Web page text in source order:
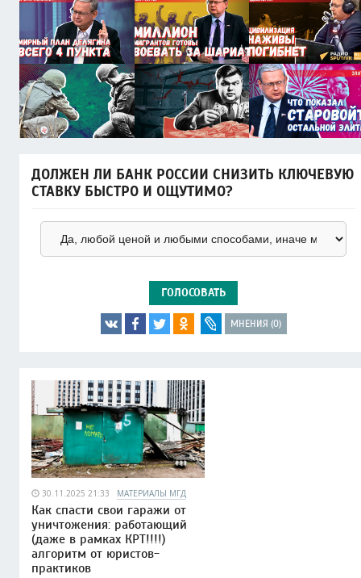
ДОЛЖЕН ЛИ БАНК РОССИИ СНИЗИТЬ КЛЮЧЕВУЮ
СТАВКУ БЫСТРО И ОЩУТИМО?
ГОЛОСОВАТЬ
МНЕНИЯ (0)
30.11.2025 21:33 МАТЕРИАЛЫ МГД
Как спасти свои гаражи от
уничтожения: работающий
(даже в рамках КРТ!!!!)
алгоритм от юристов-
практиков